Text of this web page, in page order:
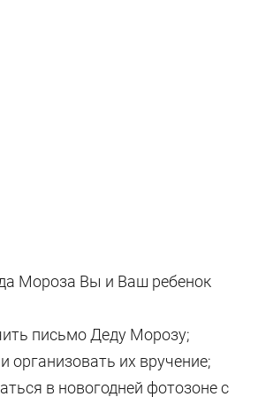
Мороза Вы и Ваш ребенок
письмо Деду Морозу;
организовать их вручение;
в новогодней фотозоне с